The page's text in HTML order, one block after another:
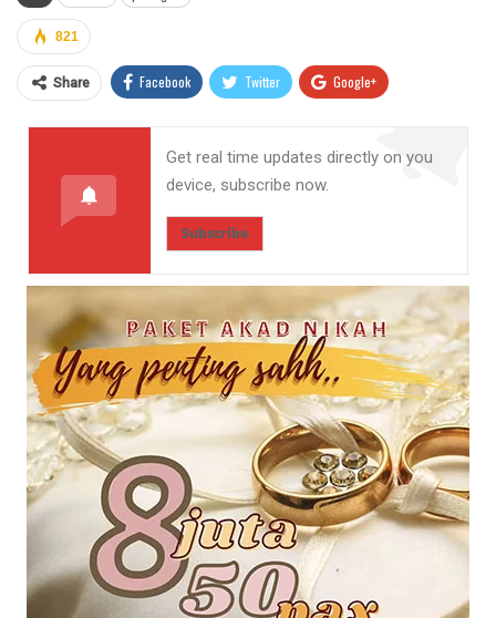
821
Share Facebook Twitter Google+
ReddIt
Get real time updates directly on you
device, subscribe now.
Subscribe